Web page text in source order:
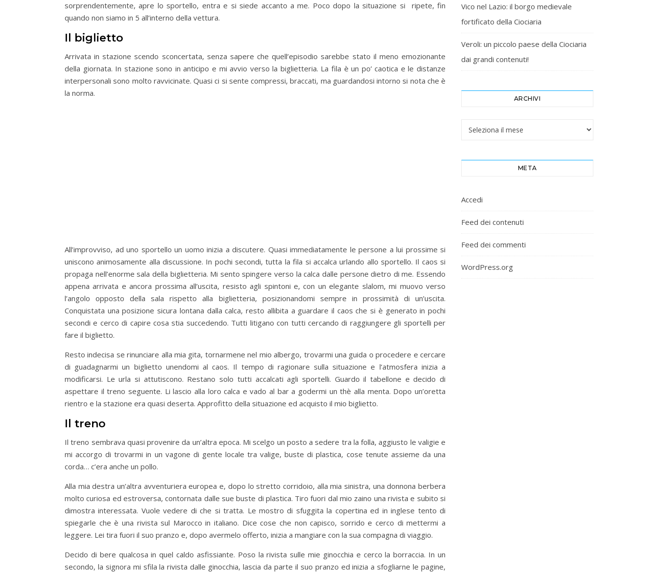
sorprendentemente, apre lo sportello, entra e si siede accanto a me. Poco dopo la situazione si ripete, fin
quando non siamo in 5 all’interno della vettura.
Il biglietto
Arrivata in stazione scendo sconcertata, senza sapere che quell’episodio sarebbe stato il meno emozionante
della giornata. In stazione sono in anticipo e mi avvio verso la biglietteria. La fila è un po’ caotica e le distanze
interpersonali sono molto ravvicinate. Quasi ci si sente compressi, braccati, ma guardandosi intorno si nota che è
la norma.
All’improvviso, ad uno sportello un uomo inizia a discutere. Quasi immediatamente le persone a lui prossime si
uniscono animosamente alla discussione. In pochi secondi, tutta la fila si accalca urlando allo sportello. Il caos si
propaga nell’enorme sala della biglietteria. Mi sento spingere verso la calca dalle persone dietro di me. Essendo
appena arrivata e ancora prossima all’uscita, resisto agli spintoni e, con un elegante slalom, mi muovo verso
l’angolo opposto della sala rispetto alla biglietteria, posizionandomi sempre in prossimità di un’uscita.
Conquistata una posizione sicura lontana dalla calca, resto allibita a guardare il caos che si è generato in pochi
secondi e cerco di capire cosa stia succedendo. Tutti litigano con tutti cercando di raggiungere gli sportelli per
fare il biglietto.
Resto indecisa se rinunciare alla mia gita, tornarmene nel mio albergo, trovarmi una guida o procedere e cercare
di guadagnarmi un biglietto unendomi al caos. Il tempo di ragionare sulla situazione e l’atmosfera inizia a
modificarsi. Le urla si attutiscono. Restano solo tutti accalcati agli sportelli. Guardo il tabellone e decido di
aspettare il treno seguente. Li lascio alla loro calca e vado al bar a godermi un thè alla menta. Dopo un’oretta
rientro e la stazione era quasi deserta. Approfitto della situazione ed acquisto il mio biglietto.
Il treno
Il treno sembrava quasi provenire da un’altra epoca. Mi scelgo un posto a sedere tra la folla, aggiusto le valigie e
mi accorgo di trovarmi in un vagone di gente locale tra valige, buste di plastica, cose tenute assieme da una
corda… c’era anche un pollo.
Alla mia destra un’altra avventuriera europea e, dopo lo stretto corridoio, alla mia sinistra, una donnona berbera
molto curiosa ed estroversa, contornata dalle sue buste di plastica. Tiro fuori dal mio zaino una rivista e subito si
dimostra interessata. Vuole vedere di che si tratta. Le mostro di sfuggita la copertina ed in inglese tento di
spiegarle che è una rivista sul Marocco in italiano. Dice cose che non capisco, sorrido e cerco di mettermi a
leggere. Lei tira fuori il suo pranzo e, dopo avermelo offerto, inizia a mangiare con la sua compagna di viaggio.
Decido di bere qualcosa in quel caldo asfissiante. Poso la rivista sulle mie ginocchia e cerco la borraccia. In un
secondo, la signora mi sfila la rivista dalle ginocchia, lascia da parte il suo pranzo ed inizia a sfogliarne le pagine,
Vico nel Lazio: il borgo medievale
fortificato della Ciociaria
Veroli: un piccolo paese della Ciociaria
dai grandi contenuti!
ARCHIVI
Archivi
META
Accedi
Feed dei contenuti
Feed dei commenti
WordPress.org